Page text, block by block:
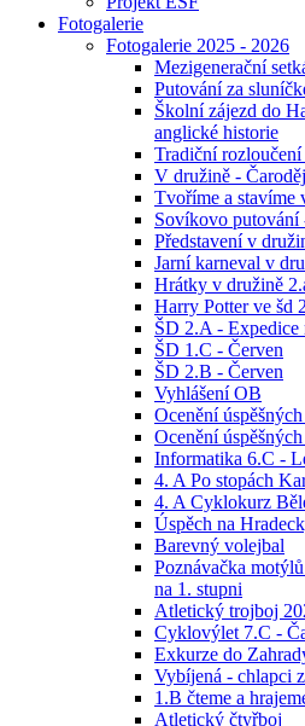
Fotogalerie
Fotogalerie 2025 - 2026
Mezigenerační
Putování za
Školní zájezd do
anglické historie
Tradiční
V družině -
Tvoříme a stavíme
Sovíkovo putování
Představení v
Jarní karneval v
Hrátky v družině
Harry Potter ve šd
ŠD 2.A - Expedice
ŠD 1.C - Červen
ŠD 2.B - Červen
Vyhlášení OB
Ocenění
Ocenění
Informatika 6.C -
4. A Po stopách
4. A Cyklokurz
Úspěch na
Barevný volejbal
Poznávačka
na 1. stupni
Atletický trojboj
Cyklovýlet 7.C -
Exkurze do
Vybíjená - chlapci
1.B čteme a
Atletický čtyřboj